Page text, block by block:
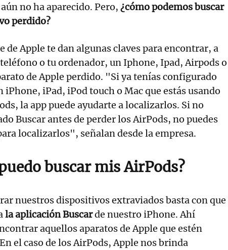
no ha aparecido. Pero, ¿cómo podemos buscar
perdido?
de Apple te dan algunas claves para encontrar, a
o tu ordenador, un Iphone, Ipad, Airpods o
de Apple perdido. "Si ya tenías configurado
iPhone, iPad, iPod touch o Mac que estás usando
la app puede ayudarte a localizarlos. Si no
Buscar antes de perder los AirPods, no puedes
localizarlos", señalan desde la empresa.
buscar mis AirPods?
nuestros dispositivos extraviados basta con que
la aplicación Buscarde nuestro iPhone. Ahí
aquellos aparatos de Apple que estén
el caso de los AirPods, Apple nos brinda